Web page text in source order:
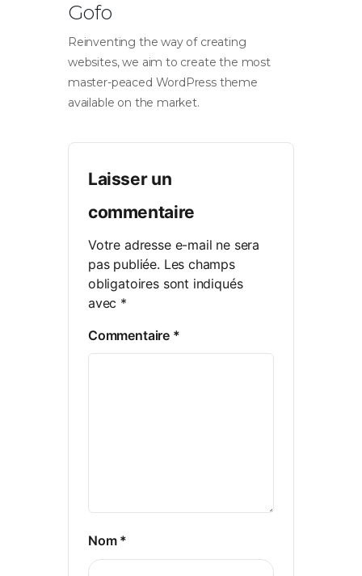
Gofo
Reinventing the way of creating
websites, we aim to create the most
master-peaced WordPress theme
available on the market.
Laisser un
commentaire
Votre adresse e-mail ne sera
pas publiée. Les champs
obligatoires sont indiqués
avec *
Commentaire *
Nom *